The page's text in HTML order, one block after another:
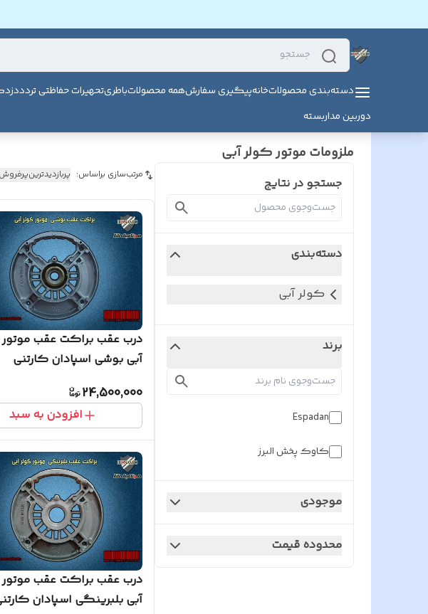
دسته‌بندی محصولاتخانهپیگیری سفارشهمه محصولاتباطریتحهیرات حفاظتی تردد
دوربین مداربسته
ملزومات موتور کولر آبی
جستجو در نتایج
دسته‌بندی
کولر آبی
برند
Espadan
کاوک پخش البرز
موجودی
محدوده قیمت
مرتب‌سازی براساس: پربازدیدترین
درب عقب براکت عقب
آبی بوشی اسپادان کارتنی
24,500,000
افزودن به سبد
درب عقب براکت عقب
آبی بلبرینگی اسپادان